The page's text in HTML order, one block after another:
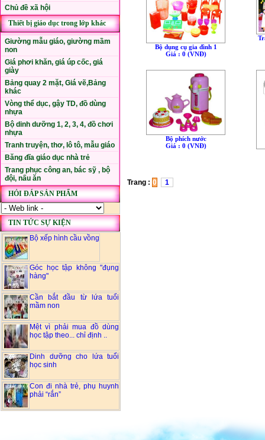
Chủ đề xã hội
Thiết bị giáo dục trong lớp khác
Giường mẫu giáo, giường mầm
non
Giá phơi khăn, giá úp cốc, giá
giày
Bảng quay 2 mặt, Giá vẽ,Bảng
khác
Vòng thể dục, gậy TD, đồ dùng
nhựa
Bộ dinh dưỡng 1, 2, 3, 4, đồ chơi
nhựa
Tranh truyện, thơ, lô tô, mẫu giáo
Băng đĩa giáo dục nhà trẻ
Trang phục công an, bác sỹ , bộ
đội, nấu ăn
HỎI ĐÁP SẢN PHẨM
TIN TỨC SỰ KIỆN
Bộ xếp hình cầu vồng
Góc học tập không "đụng
hàng"
Cần bắt đầu từ lứa tuổi
mầm non
Mệt vì phải mua đồ dùng
học tập theo... chỉ định ..
Dinh dưỡng cho lứa tuổi
học sinh
Con đi nhà trẻ, phụ huynh
phải “rắn”
Bộ dụng cụ gia đình 1
Giá : 0 (VNÐ)
Bộ phích nước
Giá : 0 (VNÐ)
Trang : 0 1